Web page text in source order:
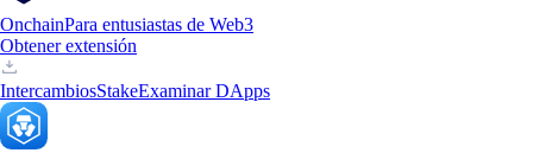
OnchainPara entusiastas de Web3
Obtener extensión
IntercambiosStakeExaminar DApps